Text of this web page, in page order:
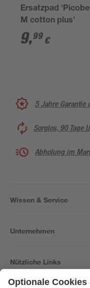
Ersatzpad
M cotton plus'
9,99 €
5 Jahre Garantie
Sorglos, 90 Tage
Abholung im
Wissen & Service
Unternehmen
Nützliche Links